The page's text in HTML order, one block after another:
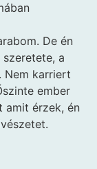
De én
a
Nem karriert
ember
amit érzek, én